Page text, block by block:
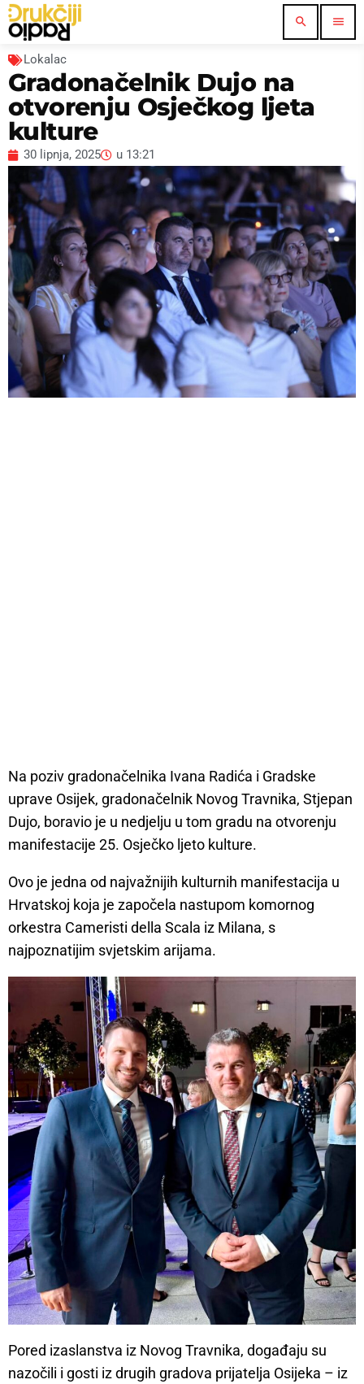
search menu
Lokalac
Gradonačelnik Dujo na
otvorenju Osječkog ljeta
kulture
30 lipnja, 2025 u 13:21
Na poziv gradonačelnika Ivana Radića i Gradske
uprave Osijek, gradonačelnik Novog Travnika, Stjepan
Dujo, boravio je u nedjelju u tom gradu na otvorenju
manifestacije 25. Osječko ljeto kulture.
Ovo je jedna od najvažnijih kulturnih manifestacija u
Hrvatskoj koja je započela nastupom komornog
orkestra Cameristi della Scala iz Milana, s
najpoznatijim svjetskim arijama.
Pored izaslanstva iz Novog Travnika, događaju su
nazočili i gosti iz drugih gradova prijatelja Osijeka – iz